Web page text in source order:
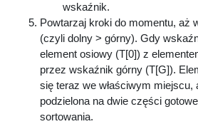
wskaźnik.
Powtarzaj kroki do momentu, aż
(czyli dolny > górny). Gdy
element osiowy (T[0]) z
przez wskaźnik górny (T[G]).
się teraz we właściwym miejscu,
podzielona na dwie części
sortowania.